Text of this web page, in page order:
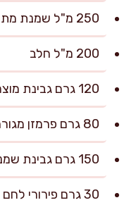
250 מ"ל שמנת מתוקה 38%
200 מ"ל חלב
120 גרם גבינת מוצרלה מגוררת
80 גרם פרמזן מגורר דק
150 גרם גבינת שמנת
30 גרם פירורי